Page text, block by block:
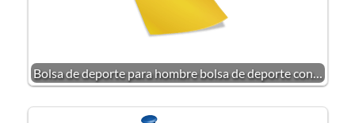
Bolsa de deporte para hombre bolsa de deporte con…